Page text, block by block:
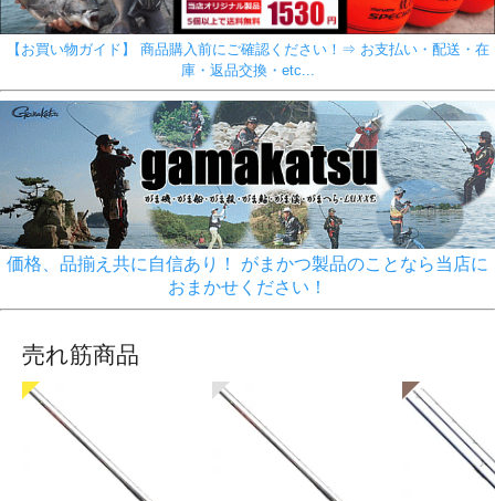
【お買い物ガイド】 商品購入前にご確認ください！⇒ お支払い・配送・在
庫・返品交換・etc...
価格、品揃え共に自信あり！ がまかつ製品のことなら当店に
おまかせください！
売れ筋商品